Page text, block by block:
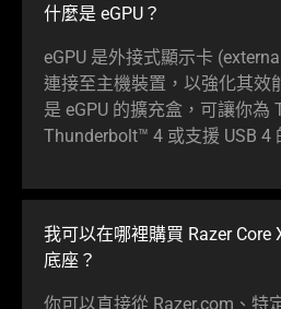
什麼是 eGPU？
eGPU 是外接式顯示卡
連接至主機裝置，以強化其效
是 eGPU 的擴充盒，可讓你為
Thunderbolt™ 4 或支援 USB 4
我可以在哪裡購買 Razer Core
底座 ？
你可以直接從 Razer.com、特